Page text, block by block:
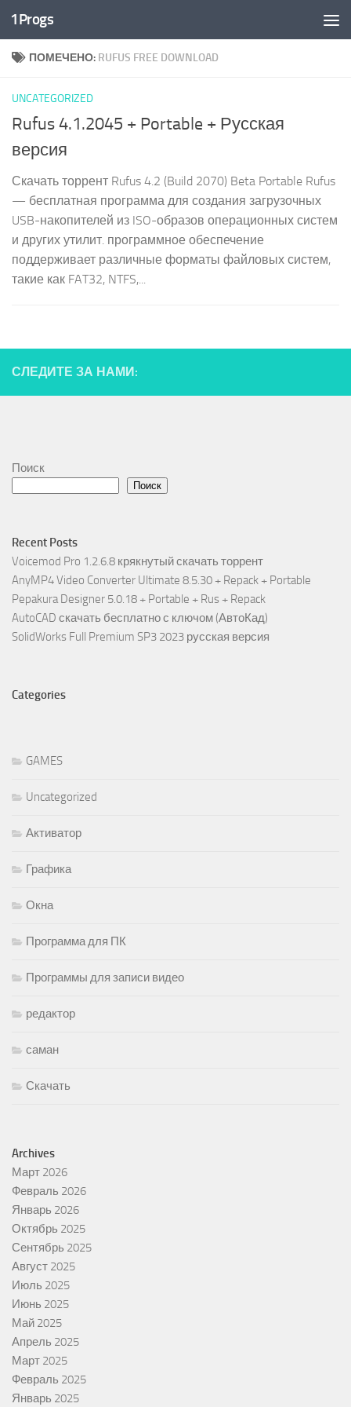
Перейти к содержимому
1Progs
ПОМЕЧЕНО: RUFUS FREE DOWNLOAD
UNCATEGORIZED
Rufus 4.1.2045 + Portable + Русская
версия
Скачать торрент Rufus 4.2 (Build 2070) Beta Portable Rufus
— бесплатная программа для создания загрузочных
USB-накопителей из ISO-образов операционных систем
и других утилит. программное обеспечение
поддерживает различные форматы файловых систем,
такие как FAT32, NTFS,...
СЛЕДИТЕ ЗА НАМИ:
Поиск
Поиск
Recent Posts
Voicemod Pro 1.2.6.8 крякнутый скачать торрент
AnyMP4 Video Converter Ultimate 8.5.30 + Repack + Portable
Pepakura Designer 5.0.18 + Portable + Rus + Repack
AutoCAD скачать бесплатно с ключом (АвтоКад)
SolidWorks Full Premium SP3 2023 русская версия
Categories
GAMES
Uncategorized
Активатор
Графика
Окна
Программа для ПК
Программы для записи видео
редактор
саман
Скачать
Archives
Март 2026
Февраль 2026
Январь 2026
Октябрь 2025
Сентябрь 2025
Август 2025
Июль 2025
Июнь 2025
Май 2025
Апрель 2025
Март 2025
Февраль 2025
Январь 2025